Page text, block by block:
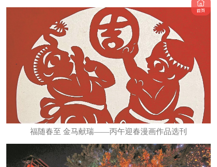
福随春至 金马献瑞——丙午迎春漫画作品选刊